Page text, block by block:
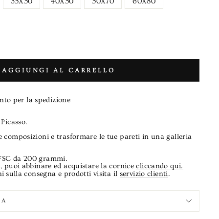
AGGIUNGI AL CARRELLO
per la spedizione
composizioni e trasformare le tue pareti in una galleria
da 200 grammi.
puoi abbinare ed acquistare la cornicecliccando qui.
sulla consegna e prodotti visita il servizio clienti.